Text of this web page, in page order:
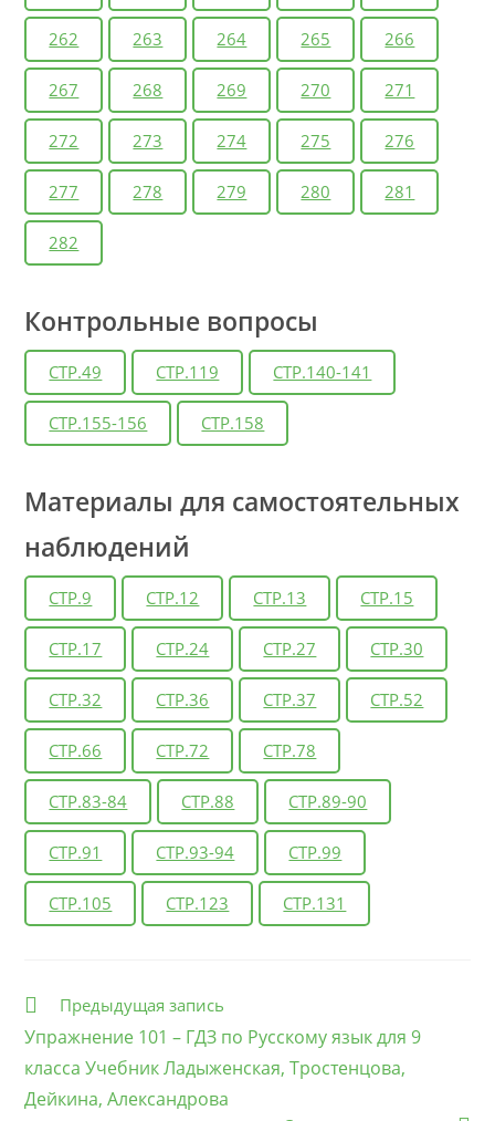
262 263 264 265 266
267 268 269 270 271
272 273 274 275 276
277 278 279 280 281
282
Контрольные вопросы
СТР.49 СТР.119 СТР.140-141
СТР.155-156 СТР.158
Материалы для самостоятельных
наблюдений
СТР.9 СТР.12 СТР.13 СТР.15
СТР.17 СТР.24 СТР.27 СТР.30
СТР.32 СТР.36 СТР.37 СТР.52
СТР.66 СТР.72 СТР.78
СТР.83-84 СТР.88 СТР.89-90
СТР.91 СТР.93-94 СТР.99
СТР.105 СТР.123 СТР.131
Еще
Предыдущая запись
Упражнение 101 – ГДЗ по Русскому язык для 9
класса Учебник Ладыженская, Тростенцова,
Дейкина, Александрова